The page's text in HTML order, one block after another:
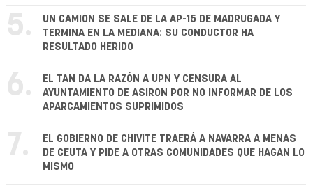
5.
UN CAMIÓN SE SALE DE LA AP-15 DE MADRUGADA Y
TERMINA EN LA MEDIANA: SU CONDUCTOR HA
RESULTADO HERIDO
6.
EL TAN DA LA RAZÓN A UPN Y CENSURA AL
AYUNTAMIENTO DE ASIRON POR NO INFORMAR DE LOS
APARCAMIENTOS SUPRIMIDOS
7.
EL GOBIERNO DE CHIVITE TRAERÁ A NAVARRA A MENAS
DE CEUTA Y PIDE A OTRAS COMUNIDADES QUE HAGAN LO
MISMO